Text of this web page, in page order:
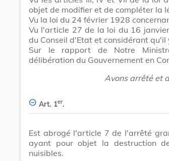
objet de modifier et de compléter la
Vu la loi du 24 février 1928
Vu l'article 27 de la loi du 16
du Conseil d'Etat et considérant qu'il
Sur le rapport de Notre
délibération du Gouvernement en
Avons arrêté et
Art. 1er.
Est abrogé l'article 7 de l'arrêté
ayant pour objet la destruction
nuisibles.